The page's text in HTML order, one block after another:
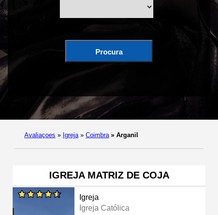
Procura
Avaliaçoes » Igreja » Coimbra » Arganil
IGREJA MATRIZ DE COJA
Igreja
Igreja Católica